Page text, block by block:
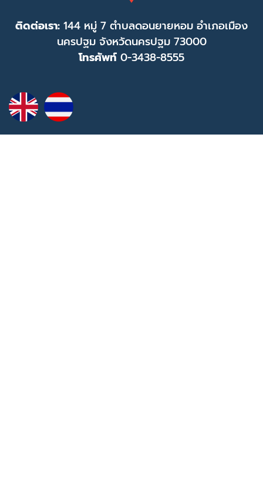
ติดต่อเรา: 144 หมู่ 7 ตำบลดอนยายหอม อำเภอเมือง
นครปฐม จังหวัดนครปฐม 73000
โทรศัพท์ 0-3438-8555